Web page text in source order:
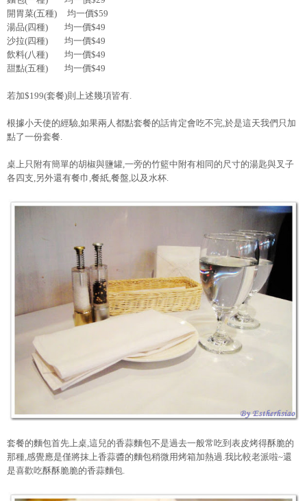
開胃菜(五種) 均一價$59
湯品(四種) 均一價$49
沙拉(四種) 均一價$49
飲料(八種) 均一價$49
甜點(五種) 均一價$49
若加$199(套餐)則上述幾項皆有.
根據小天使的經驗,如果兩人都點套餐的話肯定會吃不完,於是這天我們只加
點了一份套餐.
桌上只附有簡單的胡椒與鹽罐,一旁的竹籃中附有相同的尺寸的湯匙與叉子
各四支,另外還有餐巾,餐紙,餐盤,以及水杯.
套餐的麵包首先上桌,這兒的香蒜麵包不是過去一般常吃到表皮烤得酥脆的
那種,感覺應是僅將抹上香蒜醬的麵包稍微用烤箱加熱過.我比較老派啦~還
是喜歡吃酥酥脆脆的香蒜麵包.